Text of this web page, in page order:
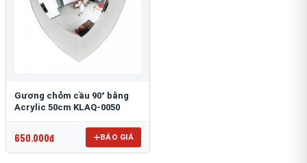
Gương chỏm cầu 90° bằng
Acrylic 50cm KLAQ-0050
650.000đ BÁO GIÁ